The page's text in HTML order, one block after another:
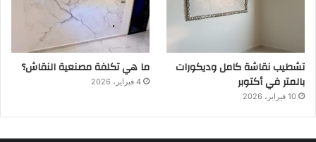
تشطيب نقاشة كامل وديكورات
بالمتر في أكتوبر
10 فبراير، 2026
ما هي تكلفة مصنعية النقاش؟
4 فبراير، 2026